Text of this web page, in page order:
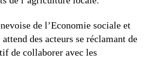
de l’Economie sociale et
des acteurs se réclamant de
de collaborer avec les